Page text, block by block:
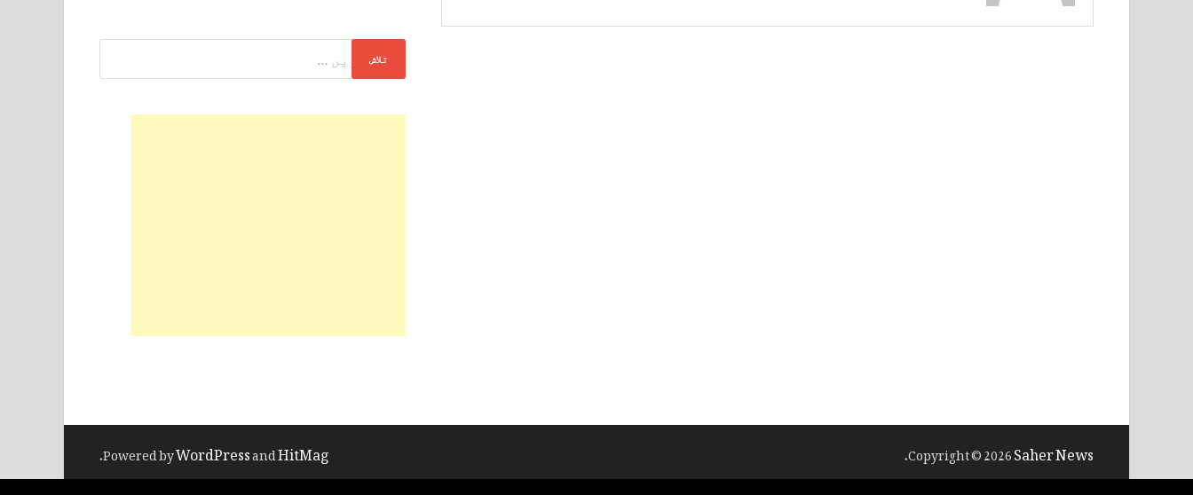
Copyright © 2026Saher News
.
Powered byWordPressandHitMag
.